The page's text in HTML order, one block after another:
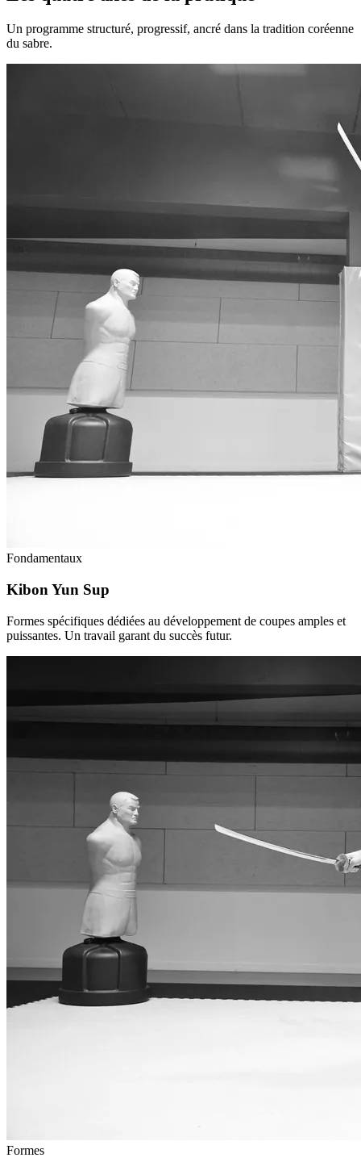
Un programme structuré, progressif, ancré dans la tradition coréenne
du sabre.
Fondamentaux
Kibon Yun Sup
Formes spécifiques dédiées au développement de coupes amples et
puissantes. Un travail garant du succès futur.
Formes